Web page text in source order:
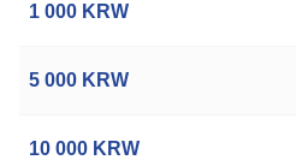
1 000 KRW
5 000 KRW
10 000 KRW